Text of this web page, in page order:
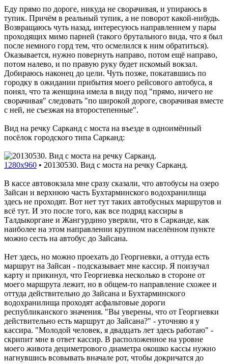
Еду прямо по дороге, никуда не сворачивая, и упираюсь в
тупик. Причём в реальный тупик, а не поворот какой-нибудь.
Возвращаюсь чуть назад, интересуюсь направлением у пары
проходящих мимо парней (такого брутального вида, что я был
после немного горд тем, что осмелился к ним обратиться).
Оказывается, нужно повернуть направо, потом ещё направо,
потом налево, и по правую руку будет искомый вокзал.
Добираюсь наконец до цели. Чуть позже, покатавшись по
городку в ожидании прибытия моего рейсового автобуса, я
понял, что та женщина имела в виду под "прямо, ничего не
сворачивая" следовать "по широкой дороге, сворачивая вместе
с ней, не съезжая на второстепенные".
Вид на речку Сарканд с моста на въезде в одноимённый
посёлок городского типа Сарканд:
1280x960 • 20130530. Вид с моста на речку Сарканд.
В кассе автовокзала мне сразу сказали, что автобусы на озеро
Зайсан и верхнюю часть Бухтарминского водохранилища
здесь не проходят. Вот нет тут таких автобусных маршрутов и
всё тут. И это после того, как все подряд кассиры в
Талдыкоргане и Жангурдино уверяли, что в Сарканде, как
наиболее на этом направлении крупном населённом пункте
можно сесть на автобус до Зайсана.
Нет здесь, но можно проехать до Георгиевки, а оттуда есть
маршрут на Зайсан - подсказывает мне кассир. Я поизучал
карту и прикинул, что Георгиевка несколько в стороне от
моего маршрута лежит, но в общем-то направление схожее и
оттуда действительно до Зайсана и Бухтарминского
водохранилища проходят асфальтовые дороги
республиканского значения. "Вы уверены, что от Георгиевки
действительно есть маршрут до Зайсана?" - уточняю я у
кассира. "Молодой человек, я двадцать лет здесь работаю" -
скрипит мне в ответ кассир. В расположенное на уровне
моего живота дециметрового диаметра окошко кассы нужно
нагнувшись всовывать вначале рот, чтобы докричатся до